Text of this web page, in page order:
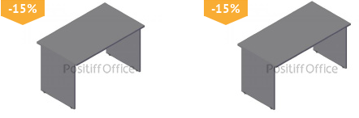
-15% -15%